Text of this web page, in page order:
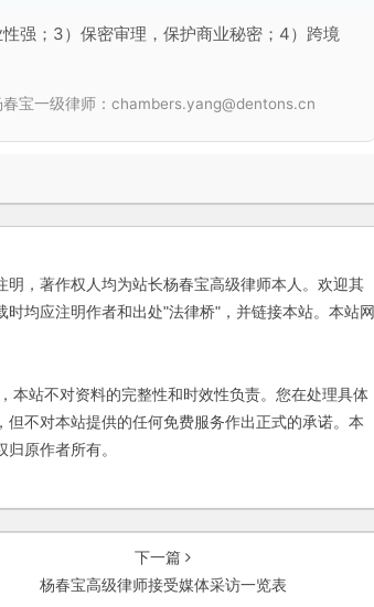
强；3）保密审理，保护商业秘密；4）跨境
宝一级律师：chambers.yang@dentons.cn
，著作权人均为站长杨春宝高级律师本人。欢迎其
均应注明作者和出处"法律桥"，并链接本站。本站网
站不对资料的完整性和时效性负责。您在处理具体
不对本站提供的任何免费服务作出正式的承诺。本
原作者所有。
下一篇
杨春宝高级律师接受媒体采访一览表